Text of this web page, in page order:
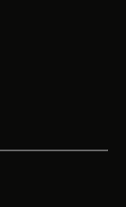
tab
tab
tab